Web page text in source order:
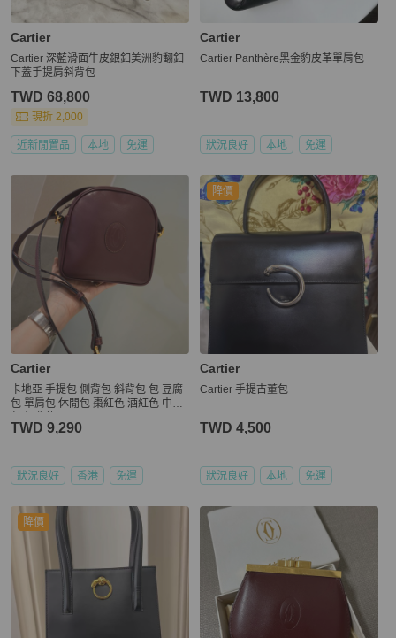
Cartier
Cartier 深藍滑面牛皮銀釦美洲豹翻釦
下蓋手提肩斜背包
TWD 68,800
現折 2,000
近新閒置品 本地 免運
Cartier
Cartier Panthère黑金豹皮革單肩包
TWD 13,800
狀況良好 本地 免運
Cartier
卡地亞 手提包 側背包 斜背包 包 豆腐
包 單肩包 休閒包 棗紅色 酒紅色 中古
dy
TWD 9,290
狀況良好 香港 免運
降價
Cartier
Cartier 手提古董包
TWD 4,500
狀況良好 本地 免運
降價